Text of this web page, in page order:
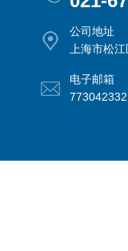
公司地址
上海市松
电子邮箱